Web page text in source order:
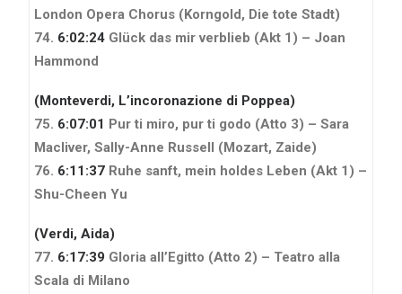
London Opera Chorus (Korngold, Die tote Stadt)
74. 6:02:24 Glück das mir verblieb (Akt 1) – Joan
Hammond
(Monteverdi, L’incoronazione di Poppea)
75. 6:07:01 Pur ti miro, pur ti godo (Atto 3) – Sara
Macliver, Sally-Anne Russell (Mozart, Zaide)
76. 6:11:37 Ruhe sanft, mein holdes Leben (Akt 1) –
Shu-Cheen Yu
(Verdi, Aida)
77. 6:17:39 Gloria all’Egitto (Atto 2) – Teatro alla
Scala di Milano